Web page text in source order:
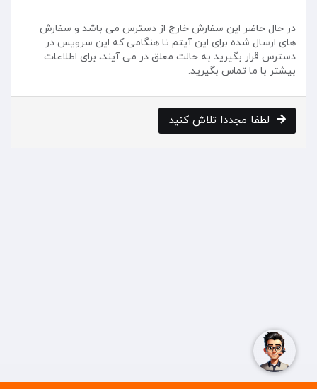
در حال حاضر این سفارش خارج از دسترس می باشد و سفارش
های ارسال شده برای این آیتم تا هنگامی که این سرویس در
دسترس قرار بگیرید به حالت معلق در می آیند، برای اطلاعات
بیشتر با ما تماس بگیرید.
لطفا مجددا تلاش کنید